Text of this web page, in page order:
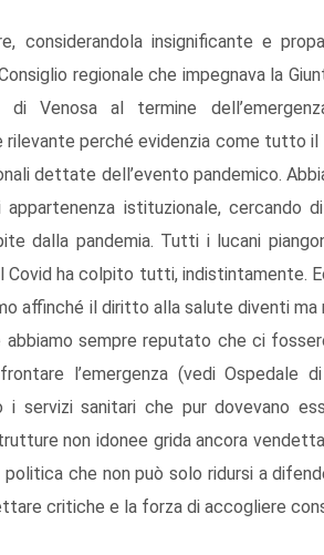
considerandola insignificante e
regionale che impegnava la
Venosa al termine
rilevante perché evidenzia come tutto
dettate dell’evento pandemico.
istituzionale, cercando
dalla pandemia. Tutti i lucani
Covid ha colpito tutti, indistintamente.
affinché il diritto alla salute diventi ma
abbiamo sempre reputato che ci
l’emergenza (vedi Ospedale
i servizi sanitari che pur dovevano
non idonee grida ancora
politica che non può solo ridursi a
critiche e la forza di accogliere